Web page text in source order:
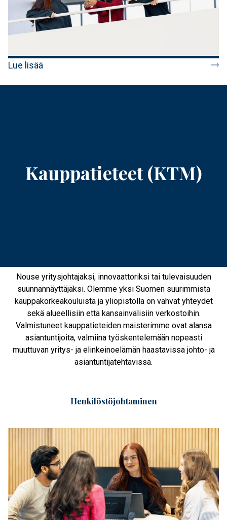
Lue lisää
Kauppatieteet (KTM)
Nouse yritysjohtajaksi, innovaattoriksi tai tulevaisuuden
suunnannäyttäjäksi. Olemme yksi Suomen suurimmista
kauppakorkeakouluista ja yliopistolla on vahvat yhteydet
sekä alueellisiin että kansainvälisiin verkostoihin.
Valmistuneet kauppatieteiden maisterimme ovat alansa
asiantuntijoita, valmiina työskentelemään nopeasti
muuttuvan yritys- ja elinkeinoelämän haastavissa johto- ja
asiantuntijatehtävissä.
Henkilöstö­johtaminen